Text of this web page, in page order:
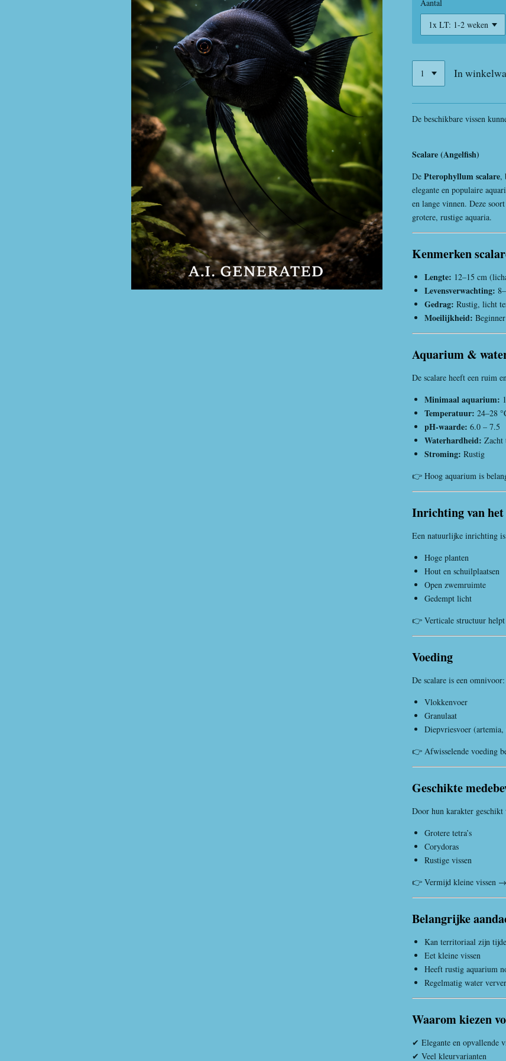
Aantal
In
De beschikbare vissen
Scalare (Angelfish)
De Pterophyllum scalare,
elegante en populaire
en lange vinnen. Deze
grotere, rustige aquaria.
Kenmerken
Lengte: 12–15 cm
Levensverwachting:
Gedrag: Rustig, licht
Moeilijkheid:
Aquarium &
De scalare heeft een ruim
Minimaal aquarium:
Temperatuur: 24–28
pH-waarde: 6.0 – 7.5
Waterhardheid: Zacht
Stroming: Rustig
👉 Hoog aquarium is
Inrichting van
Een natuurlijke inrichting
Hoge planten
Hout en schuilplaatsen
Open zwemruimte
Gedempt licht
👉 Verticale structuur
Voeding
De scalare is een omnivoor:
Vlokkenvoer
Granulaat
Diepvriesvoer (artemia,
👉 Afwisselende voeding
Geschikte
Door hun karakter geschikt
Grotere tetra’s
Corydoras
Rustige vissen
👉 Vermijd kleine vissen →
Belangrijke
Kan territoriaal zijn
Eet kleine vissen
Heeft rustig aquarium
Regelmatig water
Waarom kiezen
✔ Elegante en opvallende
✔ Veel kleurvarianten